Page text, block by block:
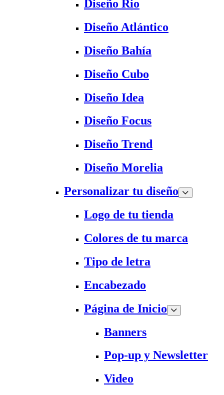
Diseño Rio
Diseño Atlántico
Diseño Bahía
Diseño Cubo
Diseño Idea
Diseño Focus
Diseño Trend
Diseño Morelia
Personalizar tu diseño
Logo de tu tienda
Colores de tu marca
Tipo de letra
Encabezado
Página de Inicio
Banners
Pop-up y Newsletter
Video